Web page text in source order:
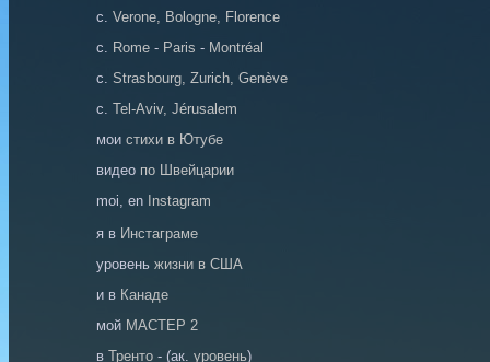
c. Verone, Bologne, Florence
c.
Rome - Paris - Montréal
c. Strasbourg, Zurich, Genève
c. Tel-Aviv, Jérusalem
мои стихи в Ютубе
видео по Швейцарии
moi, en Instagram
я в Инстаграме
уровень жизни в США
и в Канаде
мoй МАСТЕР 2
в Тренто - (ак. уровень)